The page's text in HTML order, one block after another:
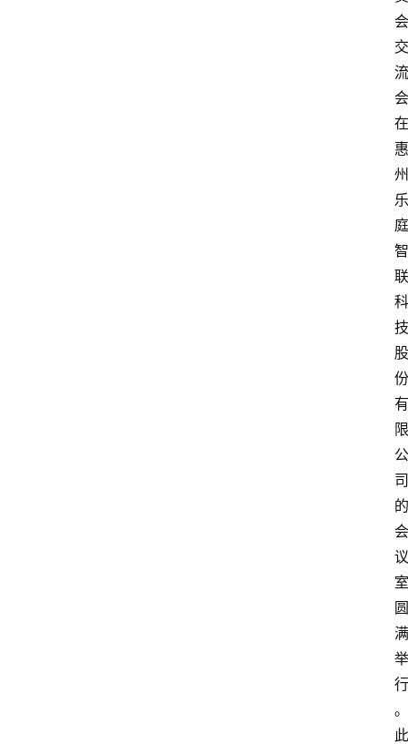
会
交
流
会
在
惠
州
乐
庭
智
联
科
技
股
份
有
限
公
司
的
会
议
室
圆
满
举
行
。
此